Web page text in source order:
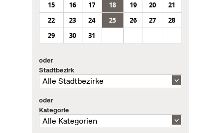
15
16 17 18 19 20
21
22
23 24 25 26 27
28
29
30 31
oder
Stadtbezirk
oder
Kategorie